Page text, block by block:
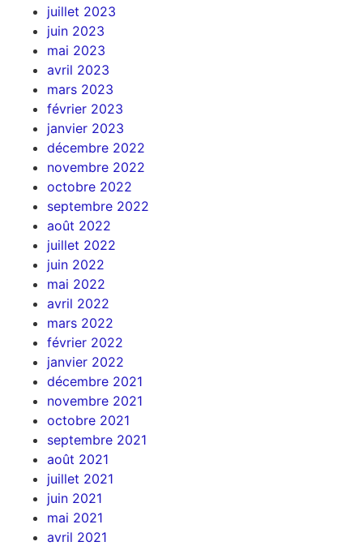
juillet 2023
juin 2023
mai 2023
avril 2023
mars 2023
février 2023
janvier 2023
décembre 2022
novembre 2022
octobre 2022
septembre 2022
août 2022
juillet 2022
juin 2022
mai 2022
avril 2022
mars 2022
février 2022
janvier 2022
décembre 2021
novembre 2021
octobre 2021
septembre 2021
août 2021
juillet 2021
juin 2021
mai 2021
avril 2021